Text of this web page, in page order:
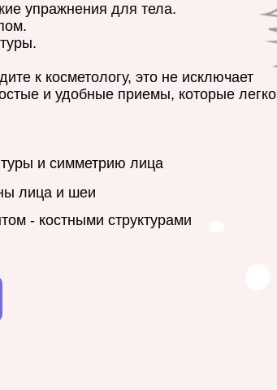
и симметрию лица
лица и шеи
- костными структурами
упражнения для тела.
к косметологу, это не исключает
и удобные приемы, которые легко